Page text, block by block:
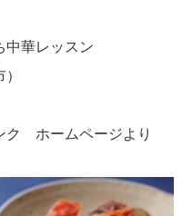
華レッスン
ク ホームページより